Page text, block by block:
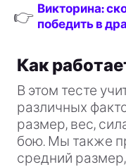
👉 Викторина:
победить в
Как
В этом тесте
различных
размер, вес,
бою. Мы также
средний